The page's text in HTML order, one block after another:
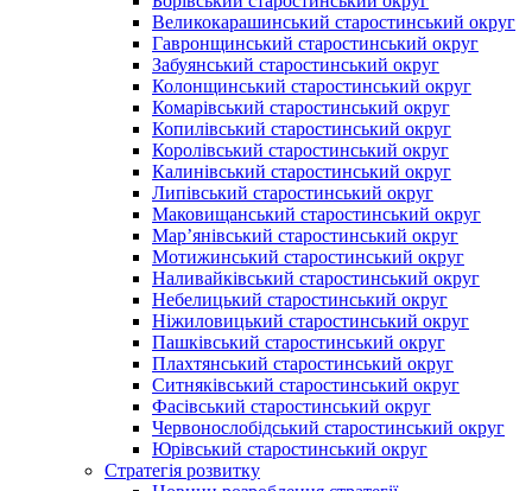
Великокарашинський старостинський округ
Гавронщинський старостинський округ
Забуянський старостинський округ
Колонщинський старостинський округ
Комарівський старостинський округ
Копилівський старостинський округ
Королівський старостинський округ
Калинівський старостинський округ
Липівський старостинський округ
Маковищанський старостинський округ
Мар’янівський старостинський округ
Мотижинський старостинський округ
Наливайківський старостинський округ
Небелицький старостинський округ
Ніжиловицький старостинський округ
Пашківський старостинський округ
Плахтянський старостинський округ
Ситняківський старостинський округ
Фасівський старостинський округ
Червонослобідський старостинський округ
Юрівський старостинський округ
Стратегія розвитку